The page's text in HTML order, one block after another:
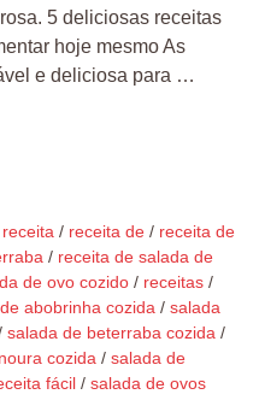
5 deliciosas receitas
hoje mesmo As
e deliciosa para …
receita / receita de / receita de
/ receita de salada de
de ovo cozido / receitas /
abobrinha cozida / salada
salada de beterraba cozida /
cozida / salada de
fácil / salada de ovos